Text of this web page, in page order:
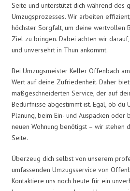
Seite und unterstützt dich während des
Umzugsprozesses. Wir arbeiten
höchster Sorgfalt, um deine wertvollen
Ziel zu bringen. Dabei achten wir
und unversehrt in Thun ankommt.
Bei Umzugsmeister Keller Offenbach
Wert auf deine Zufriedenheit. Daher
maßgeschneiderten Service, der auf
Bedürfnisse abgestimmt ist. Egal, ob du
Planung, beim Ein- und Auspacken oder
neuen Wohnung benötigst – wir stehen
Seite.
Überzeug dich selbst von unserem
umfassenden Umzugsservice von
Kontaktiere uns noch heute für ein